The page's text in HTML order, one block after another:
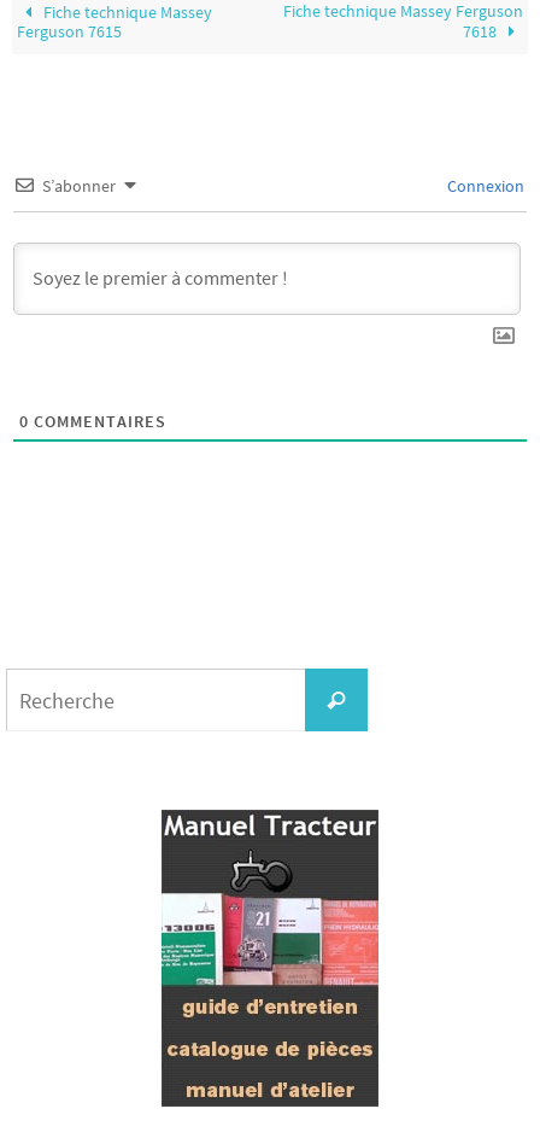
Fiche technique Massey
Ferguson 7615
Fiche technique Massey Ferguson
7618
S’abonner Connexion
0 COMMENTAIRES
Recherche